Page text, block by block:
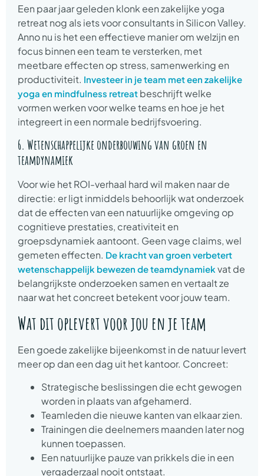
Een paar jaar geleden klonk een zakelijke yoga
retreat nog als iets voor consultants in Silicon Valley.
Anno nu is het een effectieve manier om welzijn en
focus binnen een team te versterken, met
meetbare effecten op stress, samenwerking en
productiviteit. Investeer in je team met een zakelijke
yoga en mindfulness retreat beschrijft welke
vormen werken voor welke teams en hoe je het
integreert in een normale bedrijfsvoering.
6. Wetenschappelijke onderbouwing van groen en
teamdynamiek
Voor wie het ROI-verhaal hard wil maken naar de
directie: er ligt inmiddels behoorlijk wat onderzoek
dat de effecten van een natuurlijke omgeving op
cognitieve prestaties, creativiteit en
groepsdynamiek aantoont. Geen vage claims, wel
gemeten effecten. De kracht van groen verbetert
wetenschappelijk bewezen de teamdynamiek vat de
belangrijkste onderzoeken samen en vertaalt ze
naar wat het concreet betekent voor jouw team.
Wat dit oplevert voor jou en je team
Een goede zakelijke bijeenkomst in de natuur levert
meer op dan een dag uit het kantoor. Concreet:
Strategische beslissingen die echt gewogen
worden in plaats van afgehamerd.
Teamleden die nieuwe kanten van elkaar zien.
Trainingen die deelnemers maanden later nog
kunnen toepassen.
Een natuurlijke pauze van prikkels die in een
vergaderzaal nooit ontstaat.